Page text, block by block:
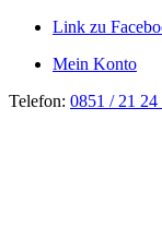
Link zu
Mein Konto
Telefon: 0851 / 21 24